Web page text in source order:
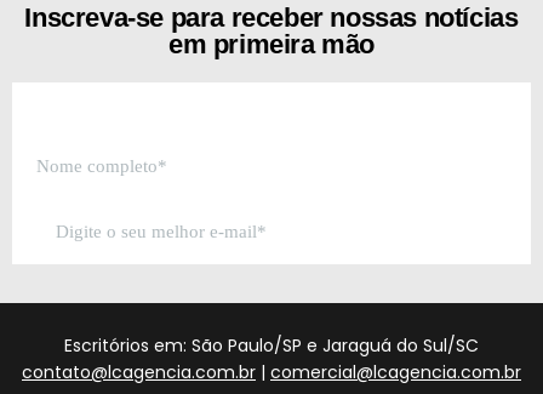
Inscreva-se para receber nossas notícias
em primeira mão
Escritórios em: São Paulo/SP e Jaraguá do Sul/SC
contato@lcagencia.com.br | comercial@lcagencia.com.br